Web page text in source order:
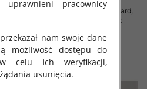
Piżama damska Roz Standard,
Mix kolor Paczka 12 szt
32.00 zł
szczegóły
uprawnieni pracownicy
nam swoje dane
możliwość dostępu do
celu ich weryfikacji,
usunięcia.